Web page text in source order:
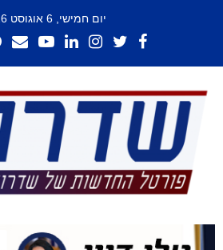
יום חמישי, 6 אוגוסט 2026